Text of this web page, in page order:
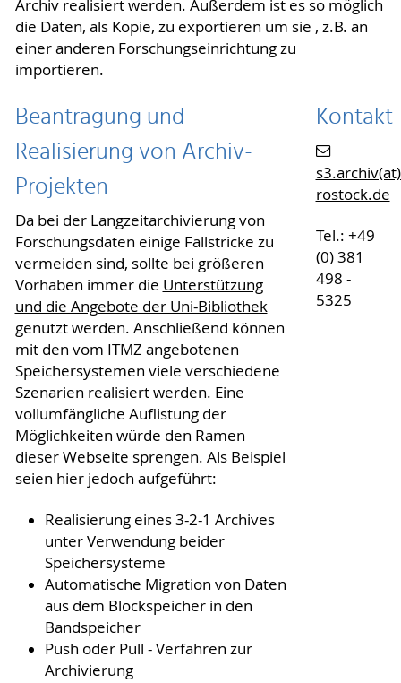
Archiv realisiert werden. Außerdem ist es so möglich
die Daten, als Kopie, zu exportieren um sie , z.B. an
einer anderen Forschungseinrichtung zu
importieren.
Beantragung und
Realisierung von Archiv-
Projekten
Da bei der Langzeitarchivierung von
Forschungsdaten einige Fallstricke zu
vermeiden sind, sollte bei größeren
Vorhaben immer die Unterstützung
und die Angebote der Uni-Bibliothek
genutzt werden. Anschließend können
mit den vom ITMZ angebotenen
Speichersystemen viele verschiedene
Szenarien realisiert werden. Eine
vollumfängliche Auflistung der
Möglichkeiten würde den Ramen
dieser Webseite sprengen. Als Beispiel
seien hier jedoch aufgeführt:
Realisierung eines 3-2-1 Archives
unter Verwendung beider
Speichersysteme
Automatische Migration von Daten
aus dem Blockspeicher in den
Bandspeicher
Push oder Pull - Verfahren zur
Archivierung
Kontakt
rostock.de
Tel.: +49
(0) 381
498 -
5325